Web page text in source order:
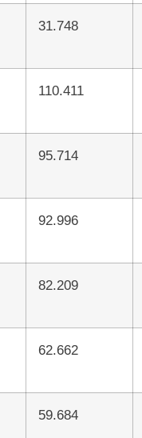
31.748
110.411
95.714
92.996
82.209
62.662
59.684